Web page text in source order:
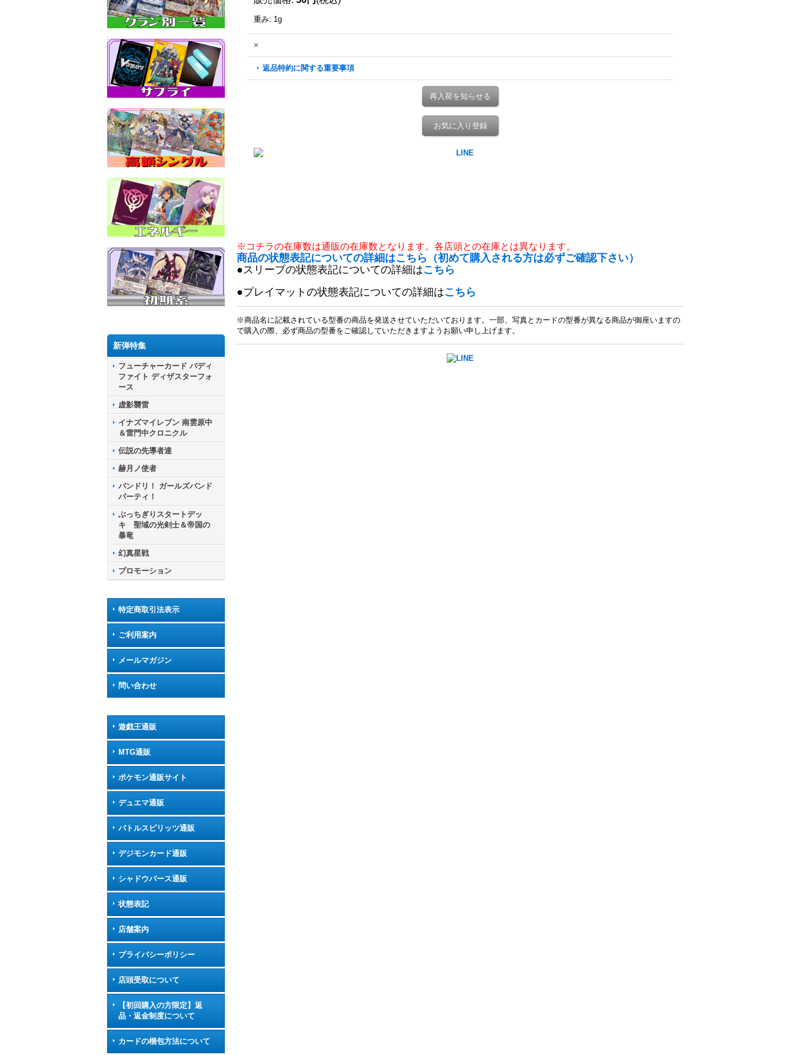
新弾特集
フューチャーカード バディ
ファイト ディザスターフォ
ース
虚影襲雷
イナズマイレブン 南雲原中
＆雷門中クロニクル
伝説の先導者達
赫月ノ使者
バンドリ！ ガールズバンド
パーティ！
ぶっちぎりスタートデッ
キ 聖域の光剣士＆帝国の
暴竜
幻真星戦
プロモーション
特定商取引法表示
ご利用案内
メールマガジン
問い合わせ
遊戯王通販
MTG通販
ポケモン通販サイト
デュエマ通販
バトルスピリッツ通販
デジモンカード通販
シャドウバース通販
状態表記
店舗案内
プライバシーポリシー
店頭受取について
【初回購入の方限定】返
品・返金制度について
カードの梱包方法について
重み: 1g
×
返品特約に関する重要事項
再入荷を知らせる
お気に入り登録
※コチラの在庫数は通販の在庫数となります。各店頭との在庫とは異なります。
商品の状態表記についての詳細はこちら（初めて購入される方は必ずご確認下さい）
●スリーブの状態表記についての詳細はこちら
●プレイマットの状態表記についての詳細はこちら
※商品名に記載されている型番の商品を発送させていただいております。一部、写真とカードの型番が異なる商品が御座いますの
で購入の際、必ず商品の型番をご確認していただきますようお願い申し上げます。